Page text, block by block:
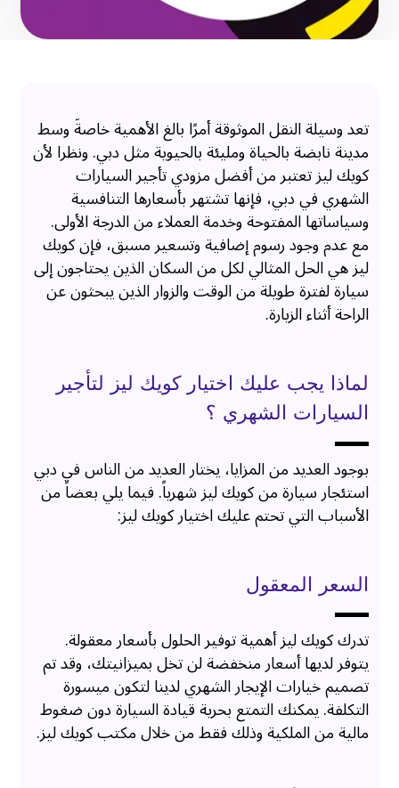
تعد وسيلة النقل الموثوقة أمرًا بالغ الأهمية خاصةً وسط
مدينة نابضة بالحياة ومليئة بالحيوية مثل دبي. ونظرا لأن
كويك ليز تعتبر من أفضل مزودي تأجير السيارات
الشهري في دبي، فإنها تشتهر بأسعارها التنافسية
وسياساتها المفتوحة وخدمة العملاء من الدرجة الأولى.
مع عدم وجود رسوم إضافية وتسعير مسبق، فإن كويك
ليز هي الحل المثالي لكل من السكان الذين يحتاجون إلى
سيارة لفترة طويلة من الوقت والزوار الذين يبحثون عن
الراحة أثناء الزيارة.
لماذا يجب عليك اختيار كويك ليز لتأجير
السيارات الشهري ؟
بوجود العديد من المزايا، يختار العديد من الناس في دبي
استئجار سيارة من كويك ليز شهرياً. فيما يلي بعضاً من
الأسباب التي تحتم عليك اختيار كويك ليز:
السعر المعقول
تدرك كويك ليز أهمية توفير الحلول بأسعار معقولة.
يتوفر لديها أسعار منخفضة لن تخل بميزانيتك، وقد تم
تصميم خيارات الإيجار الشهري لدينا لتكون ميسورة
التكلفة. يمكنك التمتع بحرية قيادة السيارة دون ضغوط
مالية من الملكية وذلك فقط من خلال مكتب كويك ليز.